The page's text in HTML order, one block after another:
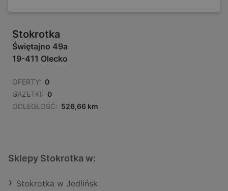
Stokrotka
Świętajno 49a
19-411 Olecko
OFERTY: 0
GAZETKI: 0
ODLEGŁOŚĆ: 526,66 km
Sklepy Stokrotka w:
Stokrotka w Jedlińsk